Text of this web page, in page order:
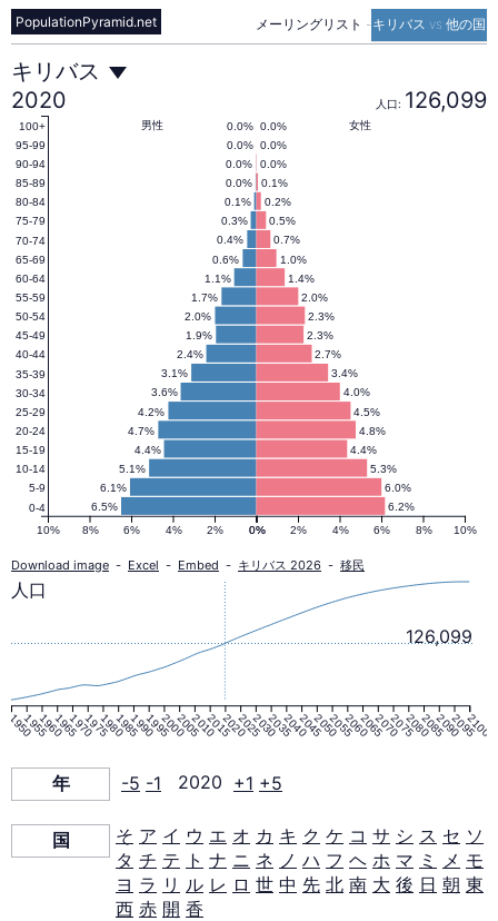
メーリングリスト - キリバス vs 他の国
PopulationPyramid.net
キ
リ
バ
ス
の
人
口
ピ
ラ
ミ
ッ
ド
2020
年
キリバス
2020
人口: 126,099
6.2%
6.5%
6.0%
6.1%
5.3%
5.1%
4.4%
4.4%
4.8%
4.7%
4.5%
4.2%
4.0%
3.6%
3.4%
3.1%
2.7%
2.4%
2.3%
1.9%
2.3%
2.0%
2.0%
1.7%
1.4%
1.1%
1.0%
0.6%
0.7%
0.4%
0.5%
0.3%
0.2%
0.1%
0.1%
0.0%
0.0%
0.0%
0.0%
0.0%
0.0%
0.0% 女性
男性
0% 2% 4% 6% 8% 10%
10% 8% 6% 4% 2% 0%
0-4
5-9
10-14
15-19
20-24
25-29
30-34
35-39
40-44
45-49
50-54
55-59
60-64
65-69
70-74
75-79
80-84
85-89
90-94
95-99
100+
Download image - Excel - Embed - キリバス 2026 - 移民
1950195519601965197019751980198519901995200020052010201520202025203020352040204520502055206020652070207520802085209020952100
126,099
人口
年 -5 -1 2020 +1 +5
国 そ ア イ ウ エ オ カ キ ク ケ コ サ シ ス セ ソ
タ チ テ ト ナ ニ ネ ノ ハ フ ヘ ホ マ ミ メ モ
ヨ ラ リ ル レ ロ 世 中 先 北 南 大 後 日 朝 東
西 赤 開 香